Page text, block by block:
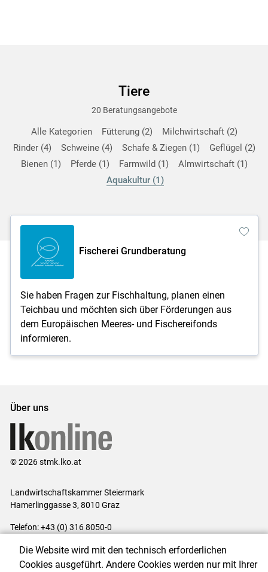
Tiere
20 Beratungsangebote
Alle Kategorien Fütterung 2 Milchwirtschaft 2
Rinder 4 Schweine 4 Schafe & Ziegen 1 Geflügel
2
Bienen 1 Pferde 1 Farmwild 1 Almwirtschaft 1
Aquakultur 1
Fischerei Grundberatung
Sie haben Fragen zur Fischhaltung, planen einen
Teichbau und möchten sich über Förderungen aus
dem Europäischen Meeres- und Fischereifonds
informieren.
Über uns
© 2026 stmk.lko.at
Landwirtschaftskammer Steiermark
Hamerlinggasse 3, 8010 Graz
Telefon: +43 (0) 316 8050-0
Impressum|Kontakt|Datenschutzerklärung|Barrierefreiheit|
Die Website wird mit den technisch erforderlichen
Cookies ausgeführt. Andere Cookies werden nur mit Ihrer